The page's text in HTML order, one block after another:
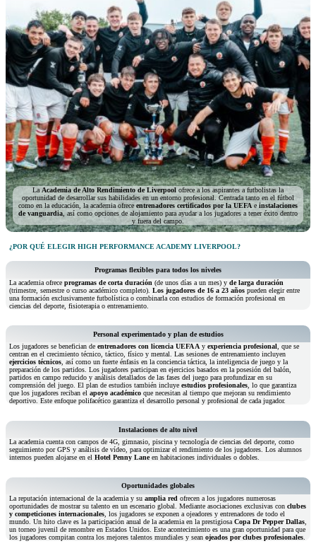
La Academia de Alto Rendimiento de Liverpool ofrece a los aspirantes a futbolistas la
oportunidad de desarrollar sus habilidades en un entorno profesional. Centrada tanto en el fútbol
como en la educación, la academia ofrece entrenadores certificados por la UEFA e instalaciones
de vanguardia , así como opciones de alojamiento para ayudar a los jugadores a tener éxito dentro
y fuera del campo.
¿POR QUÉ ELEGIR HIGH PERFORMANCE ACADEMY LIVERPOOL?
Programas flexibles para todos los niveles
La academia ofrece programas de corta duración (de unos días a un mes) y de larga duración
(trimestre, semestre o curso académico completo). Los jugadores de 16 a 23 años pueden elegir entre
una formación exclusivamente futbolística o combinarla con estudios de formación profesional en
ciencias del deporte, fisioterapia o entrenamiento.
Personal experimentado y plan de estudios
Los jugadores se benefician de entrenadores con licencia UEFA A y experiencia profesional, que se
centran en el crecimiento técnico, táctico, físico y mental. Las sesiones de entrenamiento incluyen
ejercicios técnicos, así como un fuerte énfasis en la conciencia táctica, la inteligencia de juego y la
preparación de los partidos. Los jugadores participan en ejercicios basados en la posesión del balón,
partidos en campo reducido y análisis detallados de las fases del juego para profundizar en su
comprensión del juego. El plan de estudios también incluye estudios profesionales, lo que garantiza
que los jugadores reciban el apoyo académico que necesitan al tiempo que mejoran su rendimiento
deportivo. Este enfoque polifacético garantiza el desarrollo personal y profesional de cada jugador.
Instalaciones de alto nivel
La academia cuenta con campos de 4G, gimnasio, piscina y tecnología de ciencias del deporte, como
seguimiento por GPS y análisis de vídeo, para optimizar el rendimiento de los jugadores. Los alumnos
internos pueden alojarse en el Hotel Penny Laneen habitaciones individuales o dobles.
Oportunidades globales
La reputación internacional de la academia y su amplia red ofrecen a los jugadores numerosas
oportunidades de mostrar su talento en un escenario global. Mediante asociaciones exclusivas con clubes
y competiciones internacionales , los jugadores se exponen a ojeadores y entrenadores de todo el
mundo. Un hito clave es la participación anual de la academia en la prestigiosa Copa Dr Pepper Dallas
un torneo juvenil de renombre en Estados Unidos. Este acontecimiento es una gran oportunidad para que
los jugadores compitan contra los mejores talentos mundiales y sean ojeados por clubes profesionales